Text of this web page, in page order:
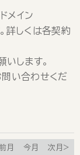
メイン
詳しくは各契約
いします。
い合わせくだ
月 今月 次月>